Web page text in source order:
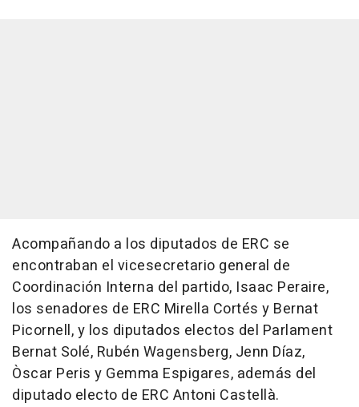
Acompañando a los diputados de ERC se
encontraban el vicesecretario general de
Coordinación Interna del partido, Isaac Peraire,
los senadores de ERC Mirella Cortés y Bernat
Picornell, y los diputados electos del Parlament
Bernat Solé, Rubén Wagensberg, Jenn Díaz,
Òscar Peris y Gemma Espigares, además del
diputado electo de ERC Antoni Castellà.